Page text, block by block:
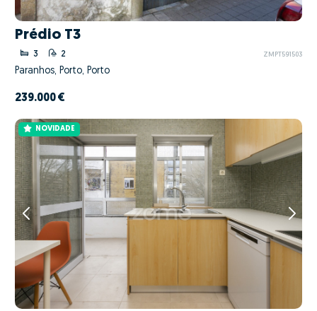
Prédio T3
3 2 ZMPT591503
Paranhos, Porto, Porto
239.000 €
NOVIDADE